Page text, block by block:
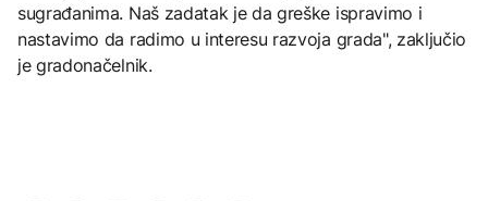
sugrađanima. Naš zadatak je da greške ispravimo i
nastavimo da radimo u interesu razvoja grada", zaključio
je gradonačelnik.